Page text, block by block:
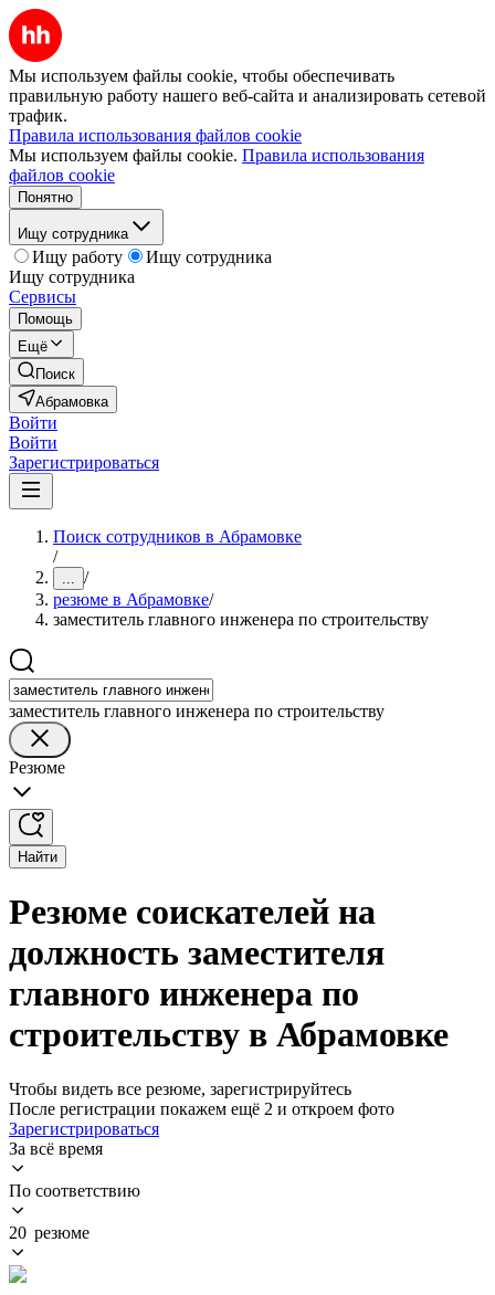
Мы используем файлы cookie, чтобы обеспечивать
правильную работу нашего веб-сайта и анализировать сетевой
трафик.
Правила использования файлов cookie
Мы используем файлы cookie. Правила использования
файлов cookie
Понятно
Ищу сотрудника
Ищу работу
Ищу сотрудника
Ищу сотрудника
Сервисы
Помощь
Ещё
Поиск
Абрамовка
Войти
Войти
Зарегистрироваться
Поиск сотрудников в Абрамовке
/
... /
резюме в Абрамовке/
заместитель главного инженера по строительству
заместитель главного инженера по строительству
Резюме
Найти
Резюме соискателей на
должность заместителя
главного инженера по
строительству в Абрамовке
Чтобы видеть все резюме, зарегистрируйтесь
После регистрации покажем ещё 2 и откроем фото
Зарегистрироваться
За всё время
По соответствию
20 резюме